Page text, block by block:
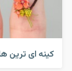
کینه ای ترین